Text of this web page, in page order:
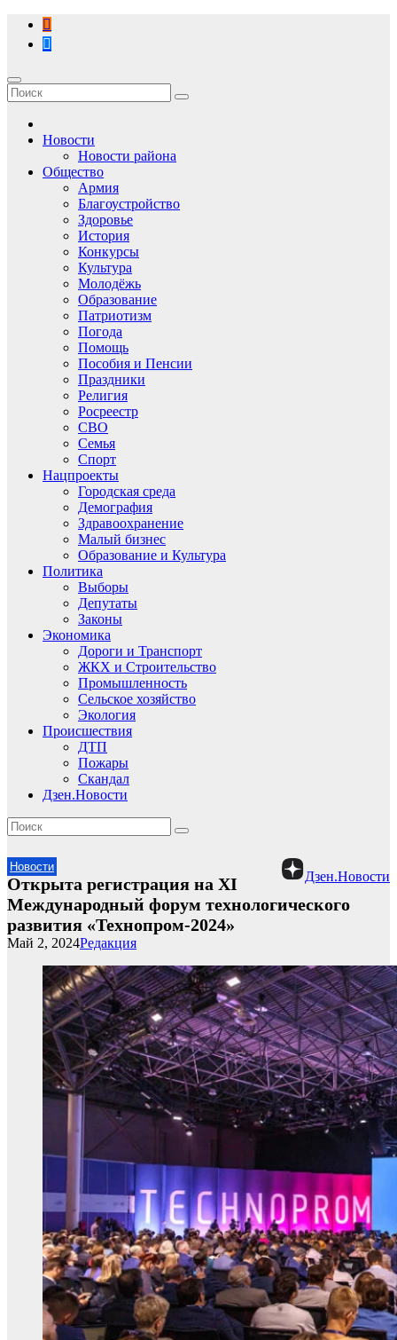
Перейти
содержимому
Новости
Новости района
Общество
Армия
Благоустройство
Здоровье
История
Конкурсы
Культура
Молодёжь
Образование
Патриотизм
Погода
Помощь
Пособия и Пенсии
Праздники
Религия
Росреестр
СВО
Семья
Спорт
Нацпроекты
Городская среда
Демография
Здравоохранение
Малый бизнес
Образование и Культура
Политика
Выборы
Депутаты
Законы
Экономика
Дороги и Транспорт
ЖКХ и Строительство
Промышленность
Сельское хозяйство
Экология
Происшествия
ДТП
Пожары
Скандал
Дзен.Новости
Новости
Дзен.Новости
Открыта регистрация на XI
Международный форум технологического
развития «Технопром-2024»
Редакция
Май 2, 2024